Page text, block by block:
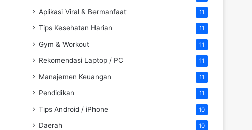
Aplikasi Viral & Bermanfaat 11
Tips Kesehatan Harian 11
Gym & Workout 11
Rekomendasi Laptop / PC 11
Manajemen Keuangan 11
Pendidikan 11
Tips Android / iPhone 10
Daerah 10